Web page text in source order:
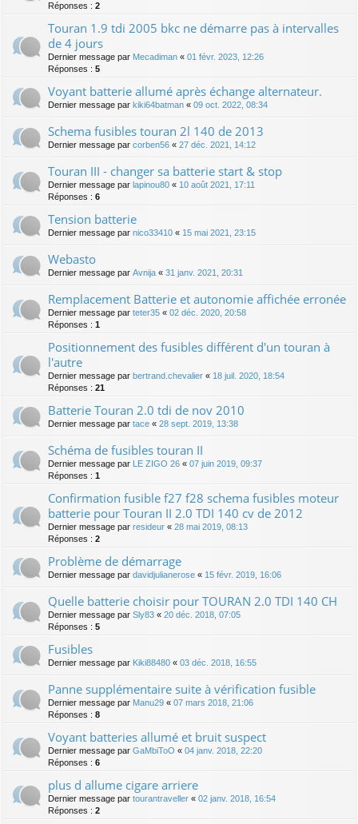
Réponses : 2
Touran 1.9 tdi 2005 bkc ne démarre pas à intervalles
de 4 jours
Dernier message par Mecadiman « 01 févr. 2023, 12:26
Réponses : 5
Voyant batterie allumé après échange alternateur.
Dernier message par kiki64batman « 09 oct. 2022, 08:34
Schema fusibles touran 2l 140 de 2013
Dernier message par corben56 « 27 déc. 2021, 14:12
Touran III - changer sa batterie start & stop
Dernier message par lapinou80 « 10 août 2021, 17:11
Réponses : 6
Tension batterie
Dernier message par nico33410 « 15 mai 2021, 23:15
Webasto
Dernier message par Avnija « 31 janv. 2021, 20:31
Remplacement Batterie et autonomie affichée erronée
Dernier message par teter35 « 02 déc. 2020, 20:58
Réponses : 1
Positionnement des fusibles différent d'un touran à
l'autre
Dernier message par bertrand.chevalier « 18 juil. 2020, 18:54
Réponses : 21
Batterie Touran 2.0 tdi de nov 2010
Dernier message par tace « 28 sept. 2019, 13:38
Schéma de fusibles touran II
Dernier message par LE ZIGO 26 « 07 juin 2019, 09:37
Réponses : 1
Confirmation fusible f27 f28 schema fusibles moteur
batterie pour Touran II 2.0 TDI 140 cv de 2012
Dernier message par resideur « 28 mai 2019, 08:13
Réponses : 2
Problème de démarrage
Dernier message par davidjulianerose « 15 févr. 2019, 16:06
Quelle batterie choisir pour TOURAN 2.0 TDI 140 CH
Dernier message par Sly83 « 20 déc. 2018, 07:05
Réponses : 5
Fusibles
Dernier message par Kiki88480 « 03 déc. 2018, 16:55
Panne supplémentaire suite à vérification fusible
Dernier message par Manu29 « 07 mars 2018, 21:06
Réponses : 8
Voyant batteries allumé et bruit suspect
Dernier message par GaMbiToO « 04 janv. 2018, 22:20
Réponses : 6
plus d allume cigare arriere
Dernier message par tourantraveller « 02 janv. 2018, 16:54
Réponses : 2